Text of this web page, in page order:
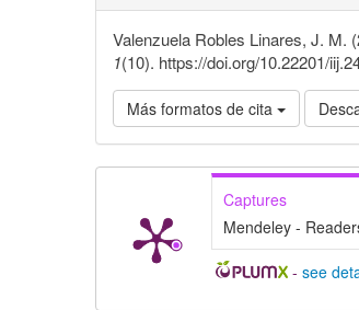
Valenzuela Robles Linares, J. M.
1(10). https://doi.org/10.22201/
Más formatos de cita
Captures
Mendeley -
- see